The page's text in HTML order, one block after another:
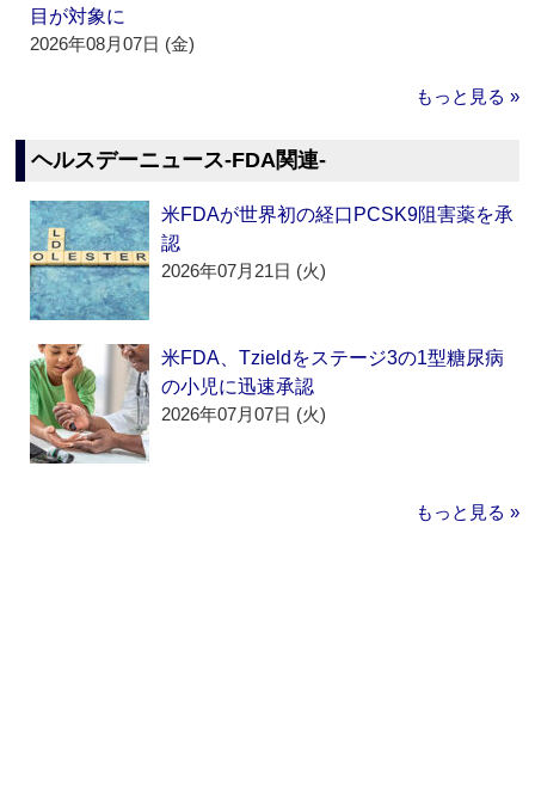
目が対象に
2026年08月07日 (金)
もっと見る »
ヘルスデーニュース‐FDA関連‐
米FDAが世界初の経口PCSK9阻害薬を承
認
2026年07月21日 (火)
米FDA、Tzieldをステージ3の1型糖尿病
の小児に迅速承認
2026年07月07日 (火)
もっと見る »